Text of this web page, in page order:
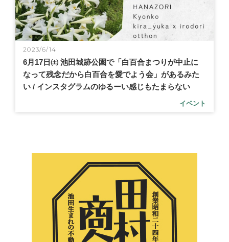
2023/6/14
6月17日㈯ 池田城跡公園で「白百合まつりが中止に
なって残念だから白百合を愛でよう会」があるみた
い / インスタグラムのゆるーい感じもたまらない
イベント